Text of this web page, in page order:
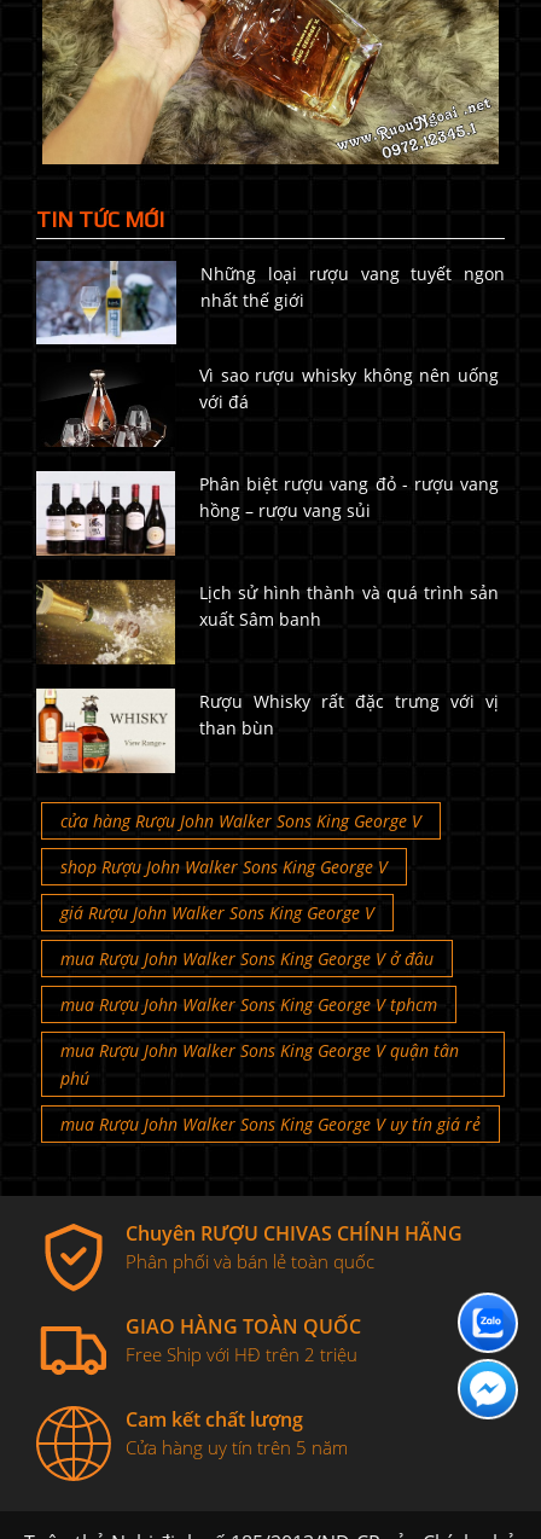
TIN TỨC MỚI
Những loại rượu vang tuyết ngon
nhất thế giới
Vì sao rượu whisky không nên uống
với đá
Phân biệt rượu vang đỏ - rượu vang
hồng – rượu vang sủi
Lịch sử hình thành và quá trình sản
xuất Sâm banh
Rượu Whisky rất đặc trưng với vị
than bùn
cửa hàng Rượu John Walker Sons King George V
shop Rượu John Walker Sons King George V
giá Rượu John Walker Sons King George V
mua Rượu John Walker Sons King George V ở đâu
mua Rượu John Walker Sons King George V tphcm
mua Rượu John Walker Sons King George V quận tân
phú
mua Rượu John Walker Sons King George V uy tín giá rẻ
Chuyên RƯỢU CHIVAS CHÍNH HÃNG
Phân phối và bán lẻ toàn quốc
GIAO HÀNG TOÀN QUỐC
Free Ship với HĐ trên 2 triệu
Cam kết chất lượng
Cửa hàng uy tín trên 5 năm